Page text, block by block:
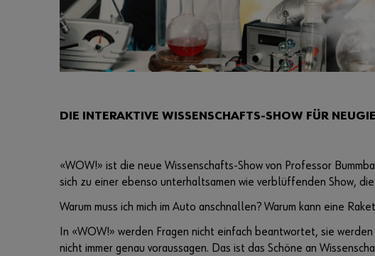
DIE INTERAKTIVE WISSENSCHAFTS-SHOW FÜR
«WOW!» ist die neue Wissenschafts-Show von Professor
sich zu einer ebenso unterhaltsamen wie verblüffenden Show,
Warum muss ich mich im Auto anschnallen? Warum kann eine
In «WOW!» werden Fragen nicht einfach beantwortet, sie
nicht immer genau voraussagen. Das ist das Schöne an